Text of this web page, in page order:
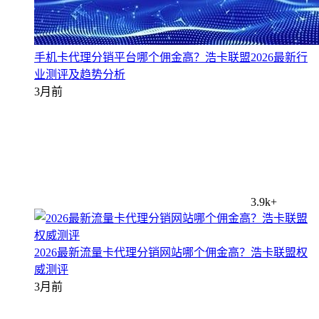
手机卡代理分销平台哪个佣金高？浩卡联盟2026最新行
业测评及趋势分析
3月前
3.9k+
2026最新流量卡代理分销网站哪个佣金高？浩卡联盟权
威测评
3月前